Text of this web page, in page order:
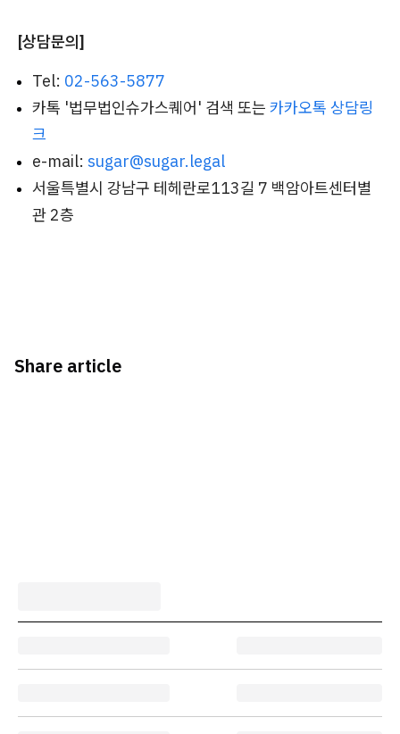
[상담문의]
Tel: 02-563-5877
카톡 '법무법인슈가스퀘어' 검색 또는 카카오톡 상담링
크
e-mail: sugar@sugar.legal
서울특별시 강남구 테헤란로113길 7 백암아트센터별
관 2층
Share article